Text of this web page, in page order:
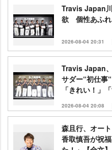
Travis Japan
欲 個性あふれ
2026-08-04 20:31
Travis Japan
サダー“初仕
「きれい！」
2026-08-04 20:08
森且行、オー
香取慎吾が祝